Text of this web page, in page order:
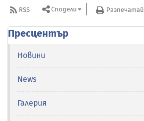
RSS Сподели Разпечатай
Пресцентър
Новини
News
Галерия